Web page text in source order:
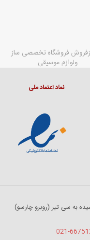
نماد اعتماد ملی
به سی تیر (روبرو چارسو)
021-